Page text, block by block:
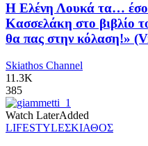
Η Ελένη Λουκά τα…
Κασσελάκη στο βιβλίο
θα πας στην κόλαση!»
Skiathos Channel
11.3K
385
Watch LaterAdded
LIFESTYLEΣΚΙΑΘΟΣ